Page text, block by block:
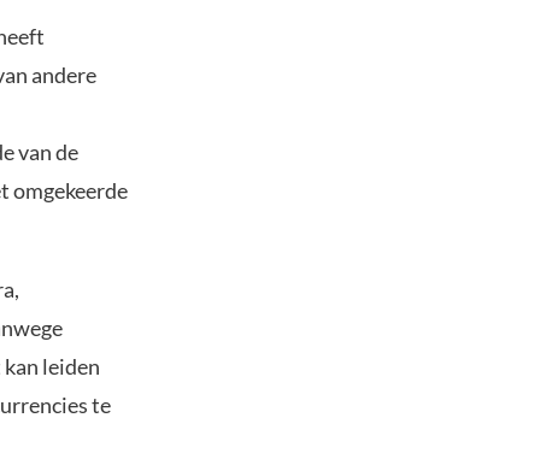
andere
van de
omgekeerde
leiden
te